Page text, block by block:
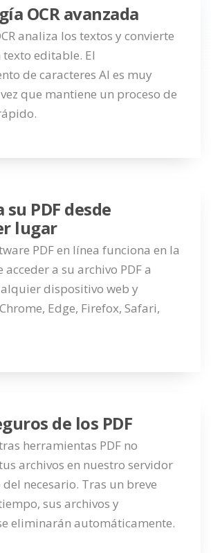
OCR avanzada
analiza los textos y convierte
texto editable. El
de caracteres AI es muy
que mantiene un proceso de
su PDF desde
lugar
PDF en línea funciona en la
acceder a su archivo PDF a
dispositivo web y
Edge, Firefox, Safari,
de los PDF
herramientas PDF no
archivos en nuestro servidor
necesario. Tras un breve
sus archivos y
eliminarán automáticamente.